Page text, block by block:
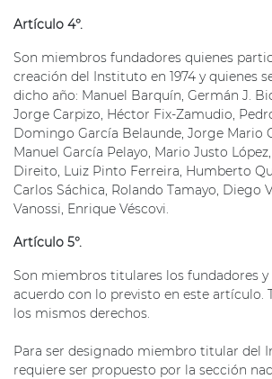
Artículo 4°.
Son miembros fundadores quienes
creación del Instituto en 1974 y quienes
dicho año: Manuel Barquín, Germán J.
Jorge Carpizo, Héctor Fix-Zamudio,
Domingo García Belaunde, Jorge Mario
Manuel García Pelayo, Mario Justo
Direito, Luiz Pinto Ferreira, Humberto
Carlos Sáchica, Rolando Tamayo, Diego
Vanossi, Enrique Véscovi.
Artículo 5°.
Son miembros titulares los fundadores y
acuerdo con lo previsto en este artículo.
los mismos derechos.
Para ser designado miembro titular del
requiere ser propuesto por la sección